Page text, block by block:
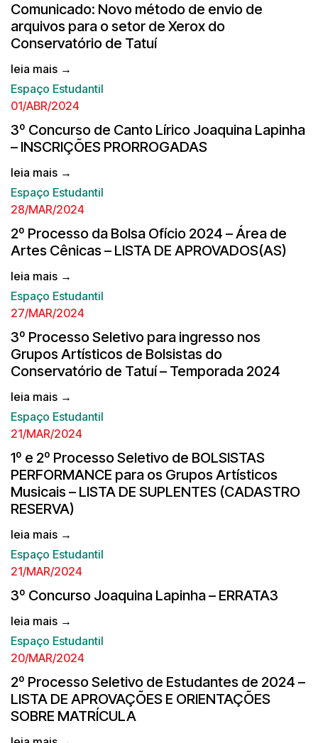
Comunicado: Novo método de envio de
arquivos para o setor de Xerox do
Conservatório de Tatuí
leia mais →
Espaço Estudantil
01/ABR/2024
3º Concurso de Canto Lírico Joaquina Lapinha
– INSCRIÇÕES PRORROGADAS
leia mais →
Espaço Estudantil
28/MAR/2024
2º Processo da Bolsa Ofício 2024 – Área de
Artes Cênicas – LISTA DE APROVADOS(AS)
leia mais →
Espaço Estudantil
27/MAR/2024
3º Processo Seletivo para ingresso nos
Grupos Artísticos de Bolsistas do
Conservatório de Tatuí – Temporada 2024
leia mais →
Espaço Estudantil
21/MAR/2024
1º e 2º Processo Seletivo de BOLSISTAS
PERFORMANCE para os Grupos Artísticos
Musicais – LISTA DE SUPLENTES (CADASTRO
RESERVA)
leia mais →
Espaço Estudantil
21/MAR/2024
3º Concurso Joaquina Lapinha – ERRATA3
leia mais →
Espaço Estudantil
20/MAR/2024
2º Processo Seletivo de Estudantes de 2024 –
LISTA DE APROVAÇÕES E ORIENTAÇÕES
SOBRE MATRÍCULA